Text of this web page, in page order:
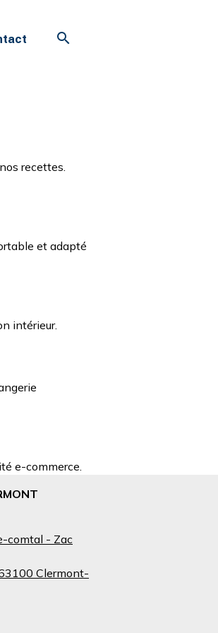
recettes.
et adapté
intérieur.
e-commerce.
comtal - Zac
Clermont-